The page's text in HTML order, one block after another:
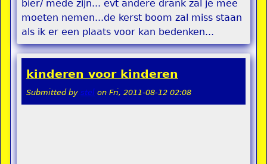
bier/ mede zijn... evt andere drank zal je mee
moeten nemen...de kerst boom zal miss staan
als ik er een plaats voor kan bedenken...
kinderen voor kinderen
Submitted by stel on Fri, 2011-08-12 02:08